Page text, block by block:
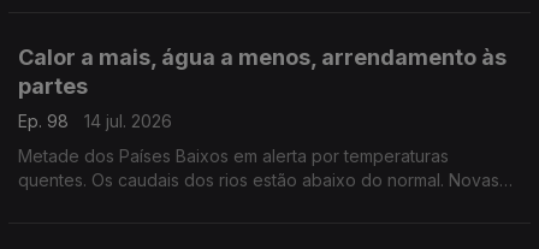
Calor a mais, água a menos, arrendamento às
partes
Ep. 98
14 jul. 2026
Metade dos Países Baixos em alerta por temperaturas
quentes. Os caudais dos rios estão abaixo do normal. Novas